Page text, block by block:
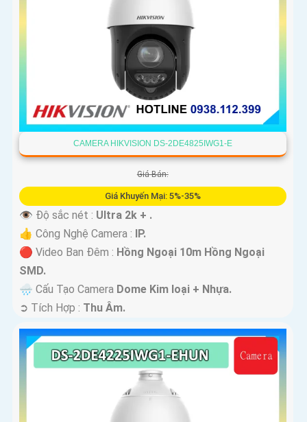
CAMERA HIKVISION DS-2DE4825IWG1-E
Giá Bán:
Giá Khuyến Mại: 5%-35%
👁 Độ sắc nét : Ultra 2k + .
👍 Công Nghệ Camera : IP.
🔴 Video Ban Đêm : Hồng Ngoại 10m Hồng Ngoại
SMD.
🌧️ Cấu Tạo Camera Dome Kim loại + Nhựa.
️➲ Tích Hợp : Thu Âm.